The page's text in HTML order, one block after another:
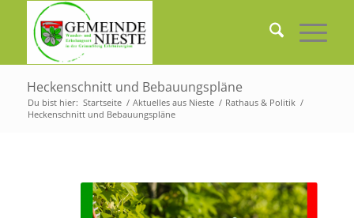
Heckenschnitt und Bebauungspläne
Du bist hier: Startseite / Aktuelles aus Nieste / Rathaus & Politik /
Heckenschnitt und Bebauungspläne